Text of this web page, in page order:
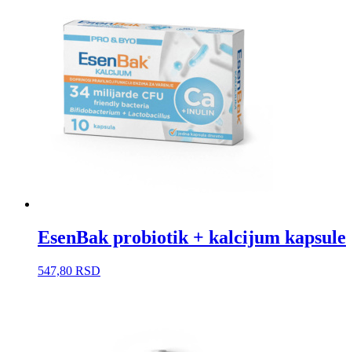
EsenBak probiotik + kalcijum kapsule
547,80 RSD